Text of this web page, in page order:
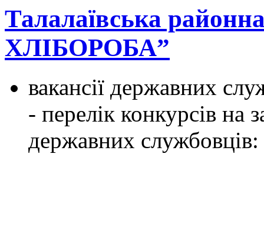
Талалаївська
ХЛІБОРОБА”
вакансії державних
- перелік конкурсів на
державних службовців: